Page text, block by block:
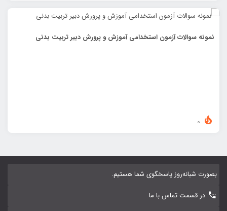
نمونه سوالات آزمون استخدامی آموزش و پرورش دبیر تربیت بدنی
بصورت شبانه‌روز پاسخگوی شما هستیم.
در قسمت تماس با ما